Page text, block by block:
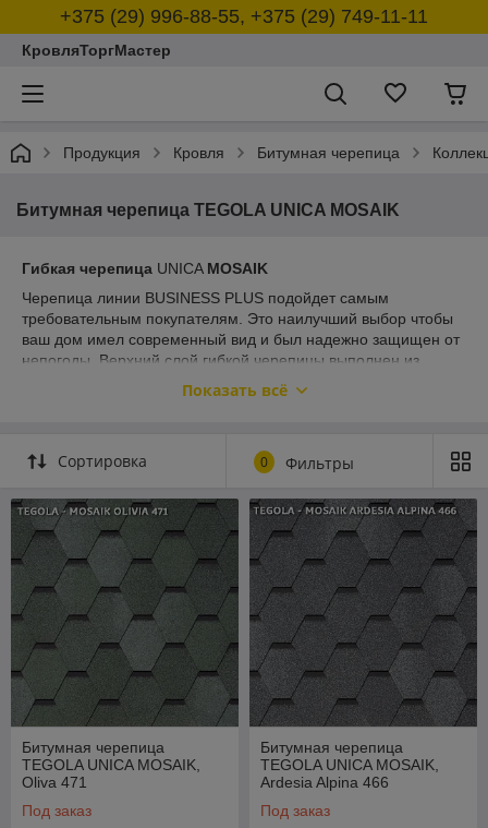
+375 (29) 996-88-55, +375 (29) 749-11-11
КровляТоргМастер
Продукция Кровля Битумная черепица
Битумная черепица TEGOLA UNICA MOSAIK
Гибкая черепица UNICA MOSAIK
Черепица линии BUSINESS PLUS подойдет самым
требовательным покупателям. Это наилучший выбор чтобы
ваш дом имел современный вид и был надежно защищен от
непогоды. Верхний слой гибкой черепицы выполнен из
керамизированного базальтового гранулята, который служит
десятилетиями, не теряя защитных качеств и внешнего вида.
излучения, гибкая черепица BUSINESS PLUS легко
затяжные снегопады и жаркое палящее солнце.
Цветовая гамма черепицы BUSINESS PLUS UNICA
MOSAIK
органично впишется в любой проект, добавив
вашему дому еще больше привлекательности. Черепица
представлена 6 цветами:
Mandorla Monterey 441
Robusta 444
Indaco Scuro 481
Tasso Rosso 405
Oliva 471
Показать всё
Сортировка 0 Фильтры
Битумная черепица
TEGOLA UNICA MOSAIK,
Oliva 471
Под заказ
Битумная черепица
TEGOLA UNICA MOSAIK,
Ardesia Alpina 466
Под заказ